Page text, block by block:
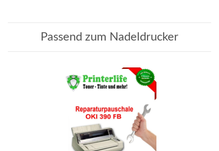
Passend zum Nadeldrucker